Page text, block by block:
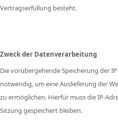
Vertragserfüllung besteht.
Zweck der Datenverarbeitung
Die vorübergehende Speicherung der
notwendig, um eine Auslieferung der
zu ermöglichen. Hierfür muss die IP-
Sitzung gespeichert bleiben.